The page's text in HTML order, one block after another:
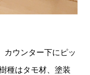
カウンター下にピッ
種はタモ材、塗装